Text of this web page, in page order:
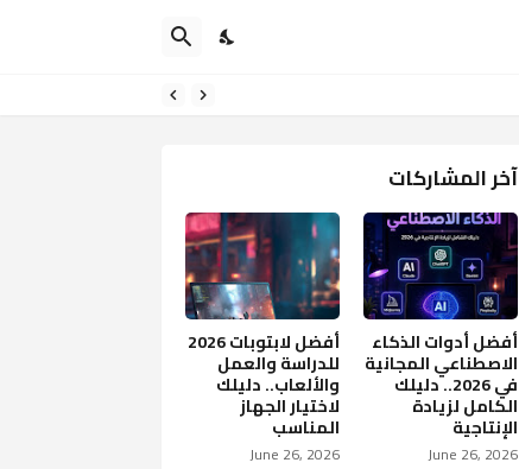
آخر المشاركات
أفضل أدوات الذكاء
الاصطناعي المجانية
في 2026.. دليلك
الكامل لزيادة
الإنتاجية
June 26, 2026
أفضل لابتوبات 2026
للدراسة والعمل
والألعاب.. دليلك
لاختيار الجهاز
المناسب
June 26, 2026